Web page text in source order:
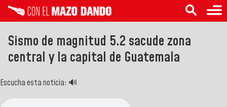
Sismo de magnitud 5.2 sacude zona
central y la capital de Guatemala
Escucha esta noticia: 🔊